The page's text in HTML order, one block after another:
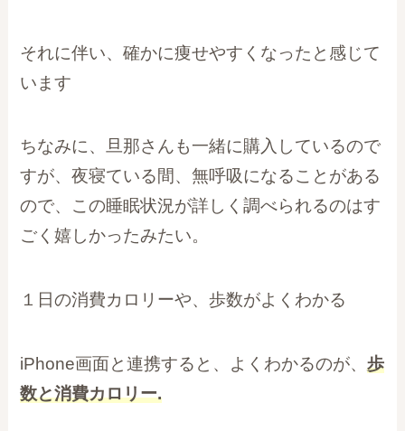
それに伴い、確かに痩せやすくなったと感じて
います
ちなみに、旦那さんも一緒に購入しているので
すが、夜寝ている間、無呼吸になることがある
ので、この睡眠状況が詳しく調べられるのはす
ごく嬉しかったみたい。
１日の消費カロリーや、歩数がよくわかる
iPhone画面と連携すると、よくわかるのが、歩
数と消費カロリー.